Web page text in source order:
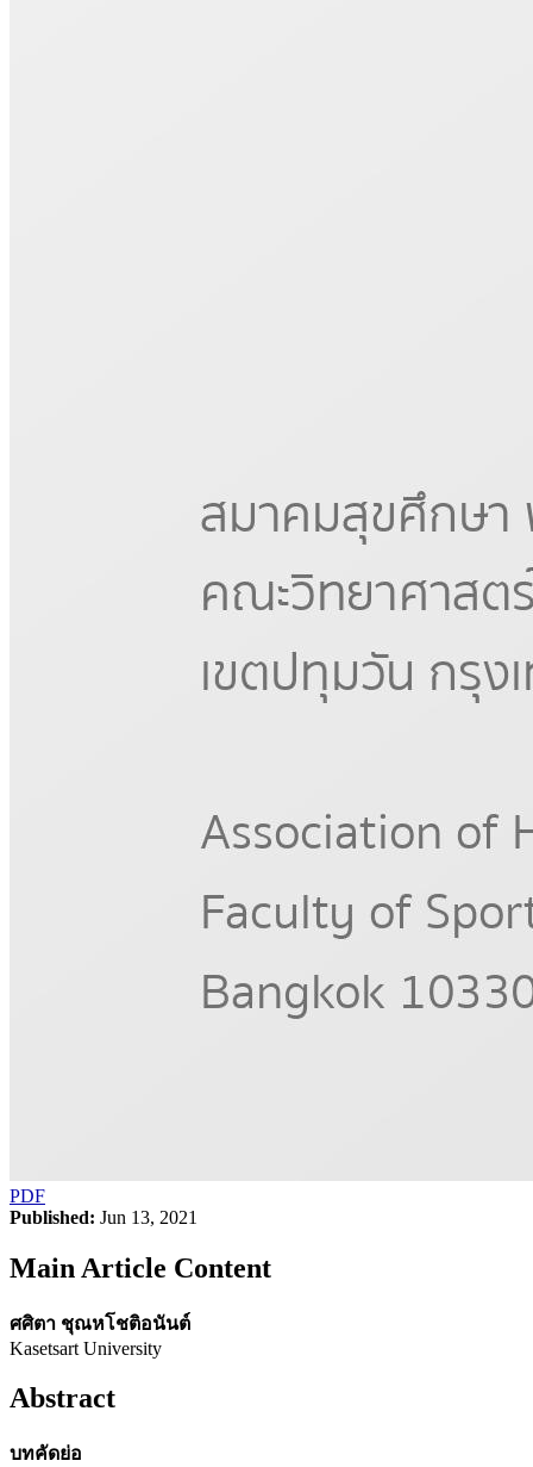
PDF
Published: Jun 13, 2021
Main Article Content
ศศิตา ชุณหโชติอนันต์
Kasetsart University
Abstract
บทคัดย่อ